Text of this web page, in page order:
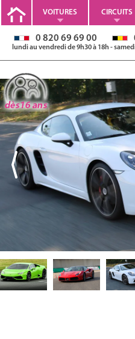
VOITURES CIRCUITS
0 820 69 69 00
lundi au vendredi de 9h30 à 18h -